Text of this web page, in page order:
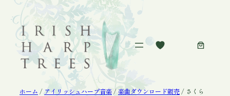
容
ホーム /アイリッシュハープ音楽 /楽曲ダウンロード販売 / さくら